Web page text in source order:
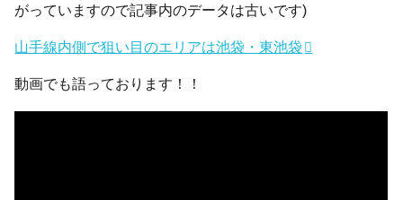
がっていますので記事内のデータは古いです)
山手線内側で狙い目のエリアは池袋・東池袋
動画でも語っております！！